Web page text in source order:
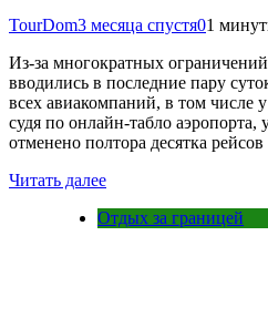
TourDom3 месяца спустя01
Из-за многократных
вводились в последние пару
всех авиакомпаний, в том числе
судя по онлайн-табло аэропорта,
отменено полтора десятка
Читать далее
Отдых за границей